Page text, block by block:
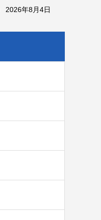
2026年8月4日